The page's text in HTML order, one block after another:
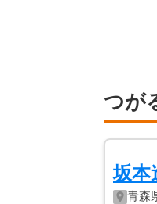
つが
坂本
青森